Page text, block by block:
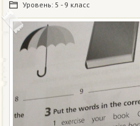
Уровень: 5 - 9 класс